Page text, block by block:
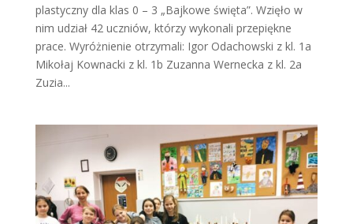
plastyczny dla klas 0 – 3 „Bajkowe święta”. Wzięło w
nim udział 42 uczniów, którzy wykonali przepiękne
prace. Wyróżnienie otrzymali: Igor Odachowski z kl. 1a
Mikołaj Kownacki z kl. 1b Zuzanna Wernecka z kl. 2a
Zuzia...